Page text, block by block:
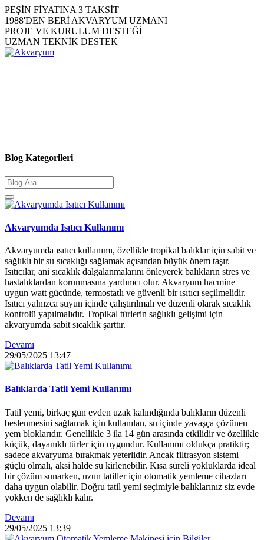
PEŞİN FİYATINA 3 TAKSİT
1988'DEN BERİ AKVARYUM UZMANI
PROJE VE KURULUM DESTEĞİ
UZMAN TEKNİK DESTEK
Blog Kategorileri
Akvaryumda Isıtıcı Kullanımı
Akvaryumda ısıtıcı kullanımı, özellikle tropikal balıklar için sabit ve
sağlıklı bir su sıcaklığı sağlamak açısından büyük önem taşır.
Isıtıcılar, ani sıcaklık dalgalanmalarını önleyerek balıkların stres ve
hastalıklardan korunmasına yardımcı olur. Akvaryum hacmine
uygun watt gücünde, termostatlı ve güvenli bir ısıtıcı seçilmelidir.
Isıtıcı yalnızca suyun içinde çalıştırılmalı ve düzenli olarak sıcaklık
kontrolü yapılmalıdır. Tropikal türlerin sağlıklı gelişimi için
akvaryumda sabit sıcaklık şarttır.
Devamı
29/05/2025 13:47
Balıklarda Tatil Yemi Kullanımı
Tatil yemi, birkaç gün evden uzak kalındığında balıkların düzenli
beslenmesini sağlamak için kullanılan, su içinde yavaşça çözünen
yem bloklarıdır. Genellikle 3 ila 14 gün arasında etkilidir ve özellikle
küçük, dayanıklı türler için uygundur. Kullanımı oldukça pratiktir;
sadece akvaryuma bırakmak yeterlidir. Ancak filtrasyon sistemi
güçlü olmalı, aksi halde su kirlenebilir. Kısa süreli yokluklarda ideal
bir çözüm sunarken, uzun tatiller için otomatik yemleme cihazları
daha uygun olabilir. Doğru tatil yemi seçimiyle balıklarınız siz evde
yokken de sağlıklı kalır.
Devamı
29/05/2025 13:39